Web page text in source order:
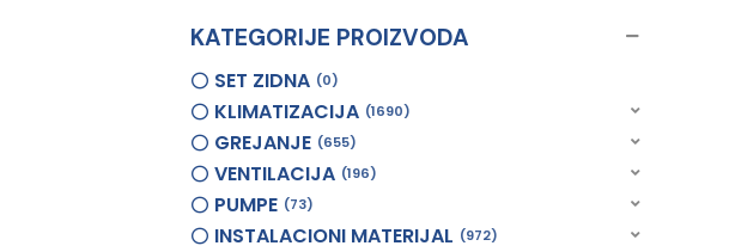
KATEGORIJE PROIZVODA
SET ZIDNA 0
KLIMATIZACIJA 1690
GREJANJE 655
VENTILACIJA 196
PUMPE 73
INSTALACIONI MATERIJAL 972